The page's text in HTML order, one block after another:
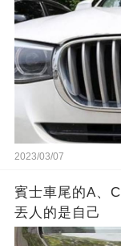
2023/03/07
賓士車尾的A、
丟人的是自己